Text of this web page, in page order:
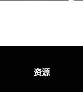
资源